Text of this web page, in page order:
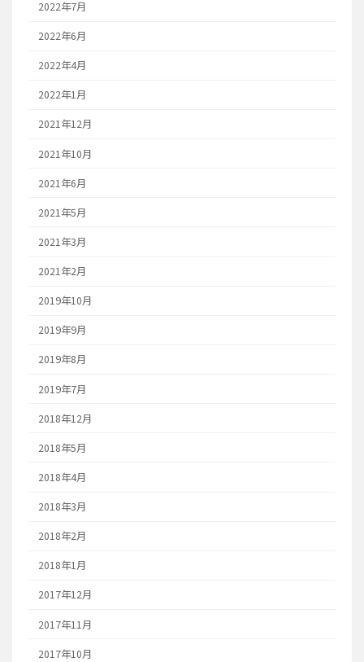
2022年7月
2022年6月
2022年4月
2022年1月
2021年12月
2021年10月
2021年6月
2021年5月
2021年3月
2021年2月
2019年10月
2019年9月
2019年8月
2019年7月
2018年12月
2018年5月
2018年4月
2018年3月
2018年2月
2018年1月
2017年12月
2017年11月
2017年10月